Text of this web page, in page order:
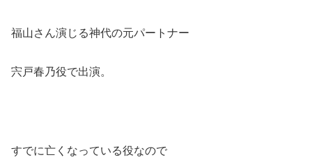
福山さん演じる神代の元パートナー
宍戸春乃役で出演。
すでに亡くなっている役なので